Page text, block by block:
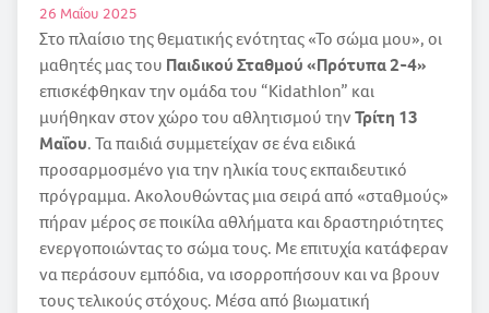
26 Μαΐου 2025
Στο πλαίσιο της θεματικής ενότητας «Το σώμα μου», οι
μαθητές μας του Παιδικού Σταθμού «Πρότυπα 2-4»
επισκέφθηκαν την ομάδα του “Kidathlon” και
μυήθηκαν στον χώρο του αθλητισμού τηνΤρίτη 13
Μαΐου. Τα παιδιά συμμετείχαν σε ένα ειδικά
προσαρμοσμένο για την ηλικία τους εκπαιδευτικό
πρόγραμμα. Ακολουθώντας μια σειρά από «σταθμούς»
πήραν μέρος σε ποικίλα αθλήματα και δραστηριότητες
ενεργοποιώντας το σώμα τους. Με επιτυχία κατάφεραν
να περάσουν εμπόδια, να ισορροπήσουν και να βρουν
τους τελικούς στόχους. Μέσα από βιωματική